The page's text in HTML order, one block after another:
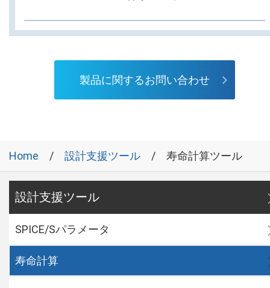
製品に関するお問い合わせ
Home 設計支援ツール 寿命計算ツール
設計支援ツール
SPICE/Sパラメータ
寿命計算